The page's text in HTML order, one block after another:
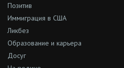
Позитив
Иммиграция в США
Ликбез
Образование и карьера
Досуг